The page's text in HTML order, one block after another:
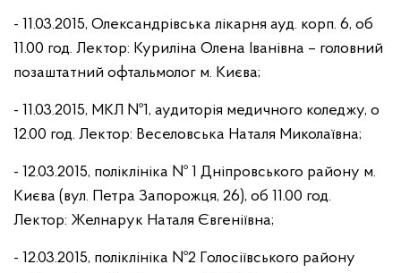
- 11.03.2015, Олександрівська лікарня ауд. корп. 6, об
11.00 год. Лектор: Куриліна Олена Іванівна – головний
позаштатний офтальмолог м. Києва;
- 11.03.2015, МКЛ №1, аудиторія медичного коледжу, о
12.00 год. Лектор: Веселовська Наталя Миколаївна;
- 12.03.2015, поліклініка № 1 Дніпровського району м.
Києва (вул. Петра Запорожця, 26), об 11.00 год.
Лектор: Желнарук Наталя Євгеніївна;
- 12.03.2015, поліклініка №2 Голосіївського району